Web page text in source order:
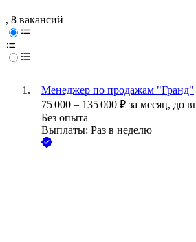
, 8 вакансий
Менеджер по продажам "Гранд"
75 000 – 135 000 ₽ за месяц, до
Без опыта
Выплаты: Раз в неделю